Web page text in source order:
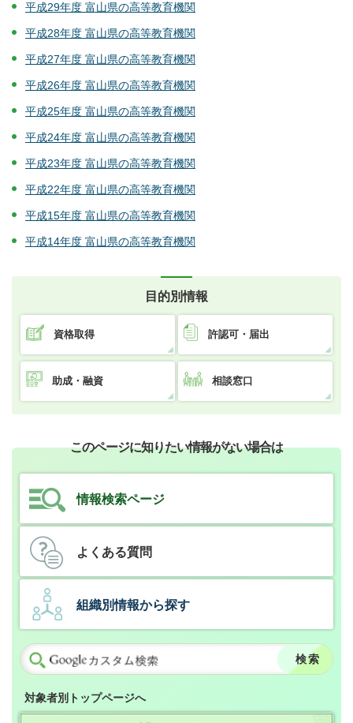
平成29年度 富山県の高等教育機関
平成28年度 富山県の高等教育機関
平成27年度 富山県の高等教育機関
平成26年度 富山県の高等教育機関
平成25年度 富山県の高等教育機関
平成24年度 富山県の高等教育機関
平成23年度 富山県の高等教育機関
平成22年度 富山県の高等教育機関
平成15年度 富山県の高等教育機関
平成14年度 富山県の高等教育機関
目的別情報
資格取得 許認可・届出
助成・融資 相談窓口
このページに知りたい情報がない場合は
情報検索ページ
よくある質問
組織別情報から探す
対象者別トップページへ